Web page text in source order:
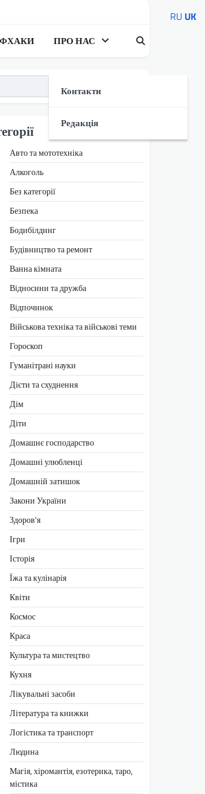
ПРО НАС
Контакти
Редакція
Авто та мототехніка
Алкоголь
Без категорії
Безпека
Бодибілдинг
Будівництво та ремонт
Ванна кімната
Відносини та дружба
Відпочинок
Військова техніка та військові теми
Гороскоп
Гуманітрані науки
Дієти та схуднення
Дім
Діти
Домашнє господарство
Домашні улюбленці
Домашній затишок
Закони України
Здоров'я
Ігри
Історія
Їжа та кулінарія
Квіти
Космос
Краса
Культура та мистецтво
Кухня
Лікувальні засоби
Література та книжки
Логістика та транспорт
Людина
Магія, хіромантія, езотерика, таро,
містика
RU UK